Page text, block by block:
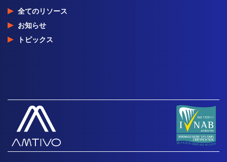
全てのリソース
お知らせ
トピックス